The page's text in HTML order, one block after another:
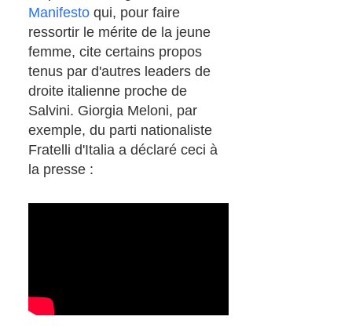
Manifesto qui, pour faire
ressortir le mérite de la jeune
femme, cite certains propos
tenus par d'autres leaders de
droite italienne proche de
Salvini. Giorgia Meloni, par
exemple, du parti nationaliste
Fratelli d'Italia a déclaré ceci à
la presse :